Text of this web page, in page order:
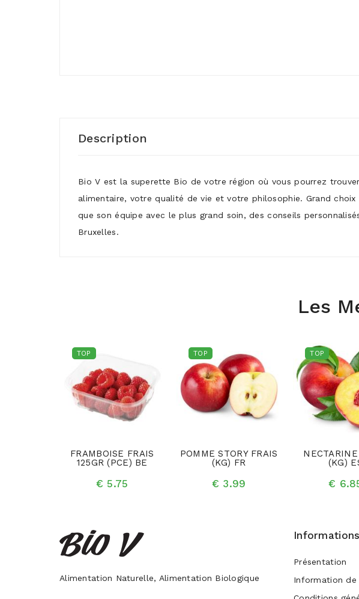
Description
Bio V est la superette Bio de votre région où vous pourrez
alimentaire, votre qualité de vie et votre philosophie. Grand
que son équipe avec le plus grand soin, des conseils
Bruxelles.
Les
TOP
FRAMBOISE FRAIS
125GR (PCE) BE
€ 5.75
TOP
POMME STORY FRAIS
(KG) FR
€ 3.99
TOP
(KG)
€
Alimentation Naturelle, Alimentation Biologique
Informations
Présentation
Information de